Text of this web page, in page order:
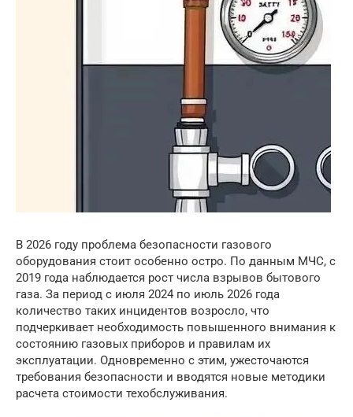
В 2026 году проблема безопасности газового
оборудования стоит особенно остро. По данным МЧС, с
2019 года наблюдается рост числа взрывов бытового
газа. За период с июля 2024 по июль 2026 года
количество таких инцидентов возросло, что
подчеркивает необходимость повышенного внимания к
состоянию газовых приборов и правилам их
эксплуатации. Одновременно с этим, ужесточаются
требования безопасности и вводятся новые методики
расчета стоимости техобслуживания.